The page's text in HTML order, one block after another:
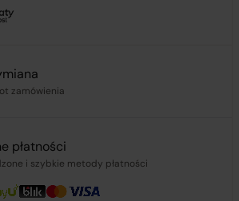
zamówienia
płatności
i szybkie metody płatności